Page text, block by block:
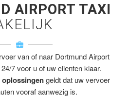
AIRPORT TAXI
van of naar Dortmund Airport
7 voor u of uw clienten klaar.
oplossingengeldt dat uw vervoer
vooraf aanwezig is.